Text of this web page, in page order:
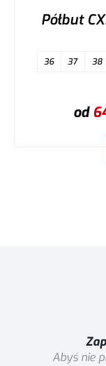
Półbut
36 37 38
od
Abyś nie